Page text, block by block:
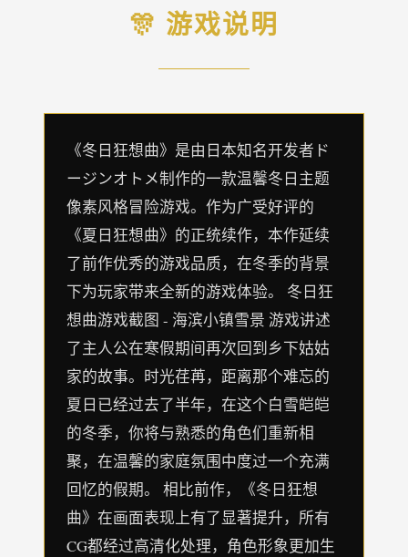
🎊 游戏说明
《冬日狂想曲》是由日本知名开发者ド
ージンオトメ制作的一款温馨冬日主题
像素风格冒险游戏。作为广受好评的
《夏日狂想曲》的正统续作，本作延续
了前作优秀的游戏品质，在冬季的背景
下为玩家带来全新的游戏体验。 冬日狂
想曲游戏截图 - 海滨小镇雪景 游戏讲述
了主人公在寒假期间再次回到乡下姑姑
家的故事。时光荏苒，距离那个难忘的
夏日已经过去了半年，在这个白雪皑皑
的冬季，你将与熟悉的角色们重新相
聚，在温馨的家庭氛围中度过一个充满
回忆的假期。 相比前作，《冬日狂想
曲》在画面表现上有了显著提升，所有
CG都经过高清化处理，角色形象更加生